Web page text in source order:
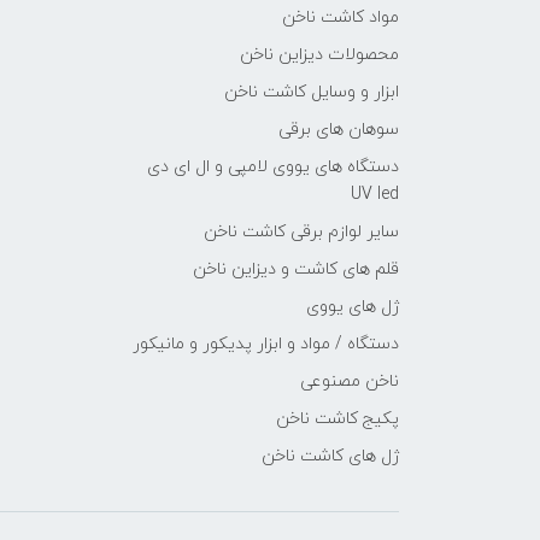
مواد کاشت ناخن
محصولات دیزاین ناخن
ابزار و وسایل کاشت ناخن
سوهان های برقی
دستگاه های یووی لامپی و ال ای دی
UV led
سایر لوازم برقی کاشت ناخن
قلم های کاشت و دیزاین ناخن
ژل های یووی
دستگاه / مواد و ابزار پدیکور و مانیکور
ناخن مصنوعی
پکیج کاشت ناخن
ژل های کاشت ناخن